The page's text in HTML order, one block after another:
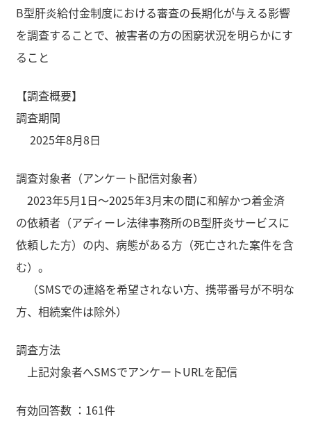
B型肝炎給付金制度における審査の長期化が与える影響
を調査することで、被害者の方の困窮状況を明らかにす
ること
【調査概要】
調査期間
2025年8月8日
調査対象者（アンケート配信対象者）
2023年5月1日～2025年3月末の間に和解かつ着金済
の依頼者（アディーレ法律事務所のB型肝炎サービスに
依頼した方）の内、病態がある方（死亡された案件を含
む）。
（SMSでの連絡を希望されない方、携帯番号が不明な
方、相続案件は除外）
調査方法
上記対象者へSMSでアンケートURLを配信
有効回答数 ：161件